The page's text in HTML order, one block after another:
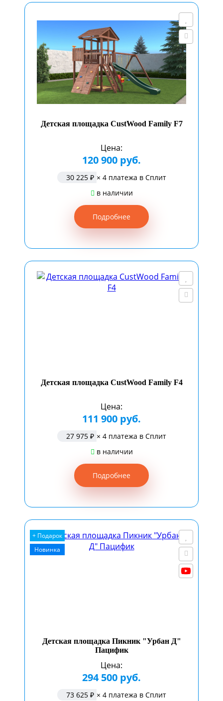
Детская площадка CustWood Family F7
Цена:
120 900 руб.
30 225 ₽ × 4 платежа в Сплит
в наличии
Подробнее
Детская площадка CustWood Family F4
Цена:
111 900 руб.
27 975 ₽ × 4 платежа в Сплит
в наличии
Подробнее
+ Подарок
Новинка
Детская площадка Пикник "Урбан Д"
Пацифик
Цена:
294 500 руб.
73 625 ₽ × 4 платежа в Сплит